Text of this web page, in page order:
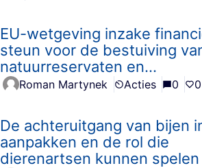
EU-wetgeving inzake
steun voor de bestuiving
natuurreservaten en
vrijwilligersorganisaties
Roman Martynek Acties 0 0
De achteruitgang van bijen
aanpakken en de rol die
dierenartsen kunnen spelen